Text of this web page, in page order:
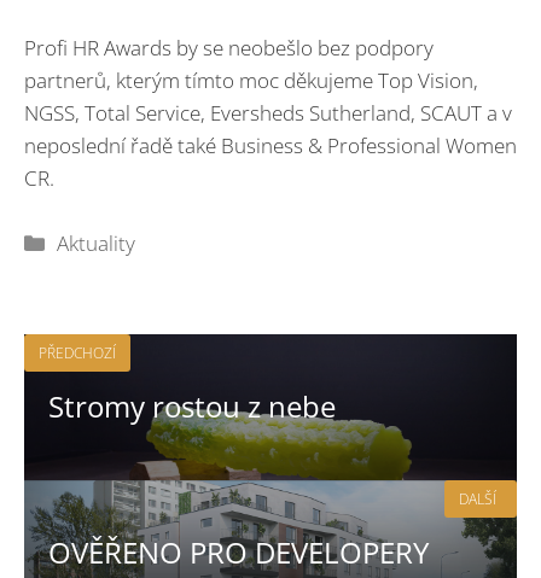
Profi HR Awards by se neobešlo bez podpory
partnerů, kterým tímto moc děkujeme Top Vision,
NGSS, Total Service, Eversheds Sutherland, SCAUT a v
neposlední řadě také Business & Professional Women
CR.
Rubriky
Aktuality
PŘEDCHOZÍ
Stromy rostou z nebe
OVĚŘENO PRO DEVELOPERY
DALŠÍ